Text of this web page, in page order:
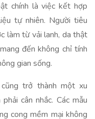
chính là việc kết hợp
tự nhiên. Người tiêu
làm từ vải lanh, da thật
đến không chỉ tính
gian sống.
trở thành một xu
cân nhắc. Các mẫu
cong mềm mại không